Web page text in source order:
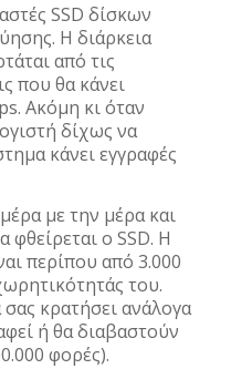
SSD δίσκων
Η διάρκεια
από τις
που θα κάνει
Ακόμη κι όταν
δίχως να
κάνει εγγραφές
με την μέρα και
ο SSD. Η
περίπου από 3.000
του.
κρατήσει ανάλογα
ή θα διαβαστούν
φορές).